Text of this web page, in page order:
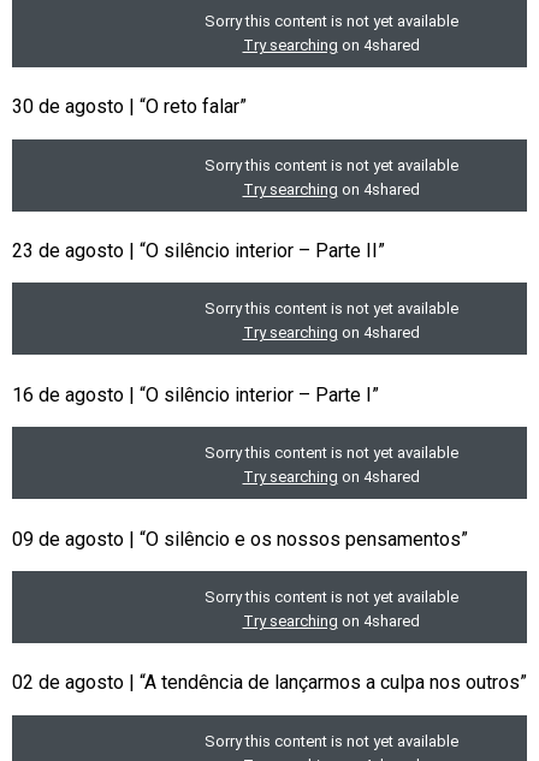
30 de agosto | “O reto falar”
23 de agosto | “O silêncio interior – Parte II”
16 de agosto | “O silêncio interior – Parte I”
09 de agosto | “O silêncio e os nossos pensamentos”
02 de agosto | “A tendência de lançarmos a culpa nos outros”